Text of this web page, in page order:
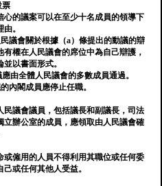
票
心的議案可以在至少十名成員的領導下
。
議會關於根據（a）條提出的動議的辯
權在人民議會的席位中為自己辯護，
以書面形式。
由全體人民議會的多數成員通過。
內閣成員應停止任職。
民議會議員，包括議長和副議長，司法
立辦公室的成員，應領取由人民議會確
或僱用的人員不得利用其職位或任何委
或任何其他人受益。